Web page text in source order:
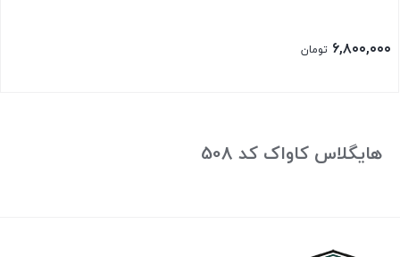
۶,۸۰۰,۰۰۰ تومان
هایگلاس کاواک کد 508